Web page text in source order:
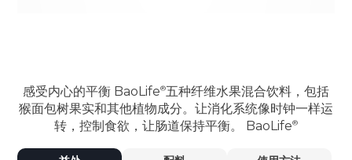
感受内心的平衡 BaoLife 五种纤维水果混合饮料，包括
猴面包树果实和其他植物成分。让消化系统像时钟一样运
转，控制食欲，让肠道保持平衡。
BaoLife